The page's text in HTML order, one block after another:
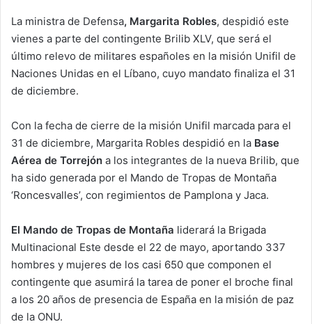
La ministra de Defensa, Margarita Robles, despidió este
vienes a parte del contingente Brilib XLV, que será el
último relevo de militares españoles en la misión Unifil de
Naciones Unidas en el Líbano, cuyo mandato finaliza el 31
de diciembre.
Con la fecha de cierre de la misión Unifil marcada para el
31 de diciembre, Margarita Robles despidió en la Base
Aérea de Torrejón a los integrantes de la nueva Brilib, que
ha sido generada por el Mando de Tropas de Montaña
‘Roncesvalles’, con regimientos de Pamplona y Jaca.
El Mando de Tropas de Montaña liderará la Brigada
Multinacional Este desde el 22 de mayo, aportando 337
hombres y mujeres de los casi 650 que componen el
contingente que asumirá la tarea de poner el broche final
a los 20 años de presencia de España en la misión de paz
de la ONU.